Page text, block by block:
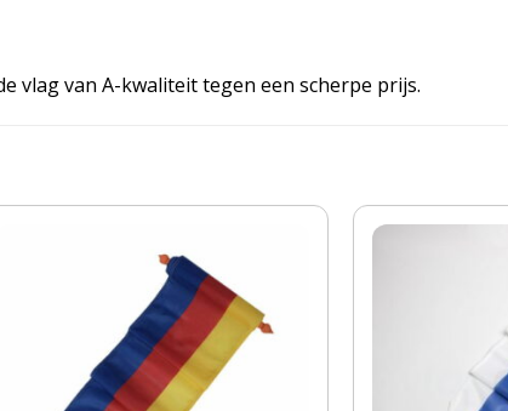
vlag van A-kwaliteit tegen een scherpe prijs.